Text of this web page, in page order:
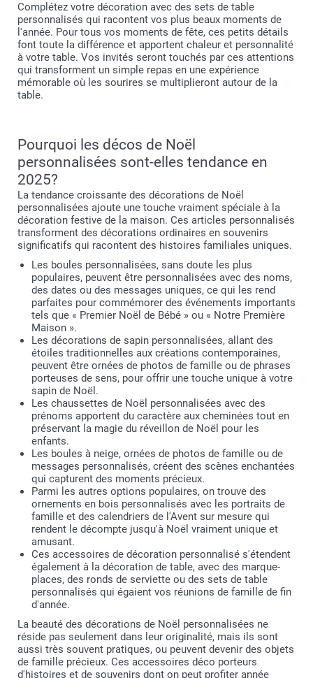
Complétez votre décoration avec des sets de table
personnalisés qui racontent vos plus beaux moments de
l'année. Pour tous vos moments de fête, ces petits détails
font toute la différence et apportent chaleur et personnalité
à votre table. Vos invités seront touchés par ces attentions
qui transforment un simple repas en une expérience
mémorable où les sourires se multiplieront autour de la
table.
Pourquoi les décos de Noël
personnalisées sont-elles tendance en
2025?
La tendance croissante des décorations de Noël
personnalisées ajoute une touche vraiment spéciale à la
décoration festive de la maison. Ces articles personnalisés
transforment des décorations ordinaires en souvenirs
significatifs qui racontent des histoires familiales uniques.
Les boules personnalisées, sans doute les plus
populaires, peuvent être personnalisées avec des noms,
des dates ou des messages uniques, ce qui les rend
parfaites pour commémorer des événements importants
tels que « Premier Noël de Bébé » ou « Notre Première
Maison ».
Les décorations de sapin personnalisées, allant des
étoiles traditionnelles aux créations contemporaines,
peuvent être ornées de photos de famille ou de phrases
porteuses de sens, pour offrir une touche unique à votre
sapin de Noël.
Les chaussettes de Noël personnalisées avec des
prénoms apportent du caractère aux cheminées tout en
préservant la magie du réveillon de Noël pour les
enfants.
Les boules à neige, ornées de photos de famille ou de
messages personnalisés, créent des scènes enchantées
qui capturent des moments précieux.
Parmi les autres options populaires, on trouve des
ornements en bois personnalisés avec les portraits de
famille et des calendriers de l'Avent sur mesure qui
rendent le décompte jusqu'à Noël vraiment unique et
amusant.
Ces accessoires de décoration personnalisé s'étendent
également à la décoration de table, avec des marque-
places, des ronds de serviette ou des sets de table
personnalisés qui égaient vos réunions de famille de fin
d'année.
La beauté des décorations de Noël personnalisées ne
réside pas seulement dans leur originalité, mais ils sont
aussi très souvent pratiques, ou peuvent devenir des objets
de famille précieux. Ces accessoires déco porteurs
d'histoires et de souvenirs dont on peut profiter année